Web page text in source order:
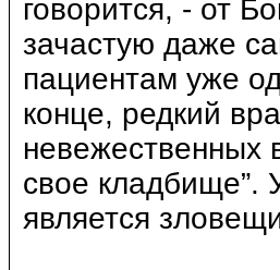
говорится, - от
зачастую даже
пациентам уже
конце, редкий
невежественных
свое кладбище”.
является